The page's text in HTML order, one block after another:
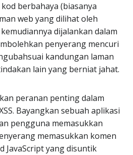
berbahaya (biasanya
web yang dilihat oleh
dijalankan dalam
penyerang mencuri
kandungan laman
lain yang berniat jahat.
peranan penting dalam
Bayangkan sebuah aplikasi
pengguna memasukkan
memasukkan komen
JavaScript yang disuntik